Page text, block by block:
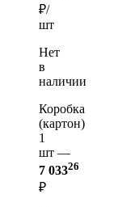
₽/
шт
Нет
в
наличии
Коробка
(картон)
1
шт —
7 03326
₽